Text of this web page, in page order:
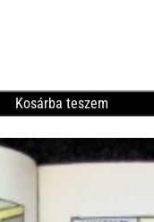
Kosárba teszem